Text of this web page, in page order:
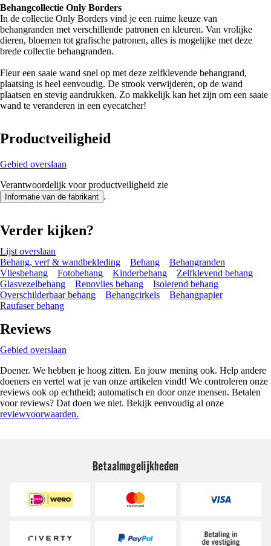
Behangcollectie Only Borders
In de collectie Only Borders vind je een ruime keuze van
behangranden met verschillende patronen en kleuren. Van vrolijke
dieren, bloemen tot grafische patronen, alles is mogelijke met deze
brede collectie behangranden.
Fleur een saaie wand snel op met deze zelfklevende behangrand,
plaatsing is heel eenvoudig. De strook verwijderen, op de wand
plaatsen en stevig aandrukken. Zo makkelijk kan het zijn om een saaie
wand te veranderen in een eyecatcher!
Productveiligheid
Gebied overslaan
Verantwoordelijk voor productveiligheid zie
Informatie van de fabrikant .
Verder kijken?
Lijst overslaan
Behang, verf & wandbekleding
Behang
Behangranden
Vliesbehang
Fotobehang Kinderbehang
Zelfklevend behang
Glasvezelbehang
Renovlies behang
Isolerend behang
Overschilderbaar behang
Behangcirkels
Behangpapier
Raufaser behang
Reviews
Gebied overslaan
Doener. We hebben je hoog zitten. En jouw mening ook. Help andere
doeners en vertel wat je van onze artikelen vindt! We controleren onze
reviews ook op echtheid; automatisch en door onze mensen. Betalen
voor reviews? Dat doen we niet. Bekijk eenvoudig al onze
reviewvoorwaarden.
Betaalmogelijkheden